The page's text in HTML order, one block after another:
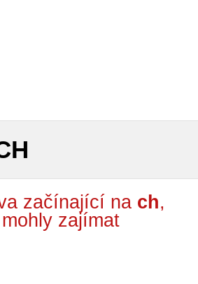
začínající na ch,
zajímat